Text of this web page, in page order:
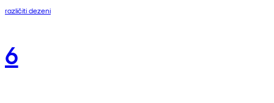
različiti dezeni
6